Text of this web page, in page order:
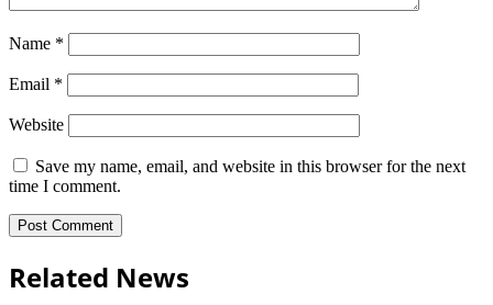
Name *
Email *
Website
Save my name, email, and website in this browser for the next
time I comment.
Related News